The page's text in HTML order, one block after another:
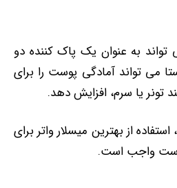
به عنوان یک پاک ‌کننده‌ دو
می تواند آمادگی پوست را برای
تونر یا سرم، افزایش دهد.
از بهترین میسلار واتر برای
واجب است.